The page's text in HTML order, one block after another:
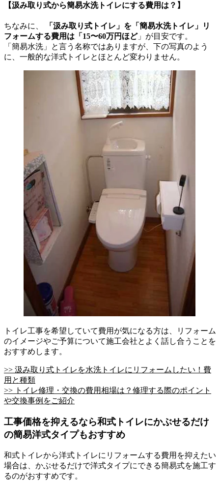
【汲み取り式から簡易水洗トイレにする費用は？】
ちなみに、
「汲み取り式トイレ」を「簡易水洗トイレ」リ
フォームする費用は「15〜60万円ほど」が目安です。
「簡易水洗」と言う名称ではありますが、下の写真のよう
に、一般的な洋式トイレとほとんど変わりません。
トイレ工事を希望していて費用が気になる方は、リフォーム
のイメージやご予算について施工会社とよく話し合うことを
おすすめします。
>> 汲み取り式トイレを水洗トイレにリフォームしたい！費
用と種類
>> トイレ修理・交換の費用相場は？修理する際のポイント
や交換事例をご紹介
工事価格を抑えるなら和式トイレにかぶせるだけ
の簡易洋式タイプもおすすめ
和式トイレから洋式トイレにリフォームする費用を抑えたい
場合は、かぶせるだけで洋式タイプにできる簡易式を施工す
るのがおすすめです。